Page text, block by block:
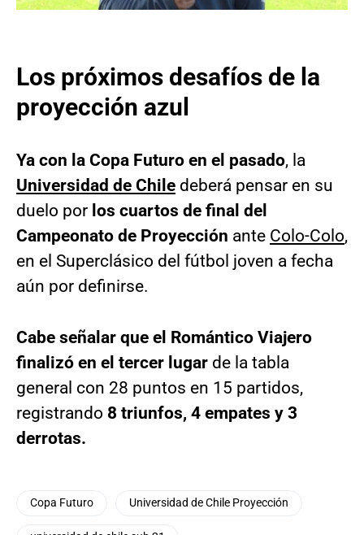
Los próximos desafíos de la
proyección azul
Ya con la Copa Futuro en el pasado, la
Universidad de Chile deberá pensar en su
duelo por los cuartos de final del
Campeonato de Proyección ante Colo-Colo,
en el Superclásico del fútbol joven a fecha
aún por definirse.
Cabe señalar que el Romántico Viajero
finalizó en el tercer lugar de la tabla
general con 28 puntos en 15 partidos,
registrando 8 triunfos, 4 empates y 3
derrotas.
Copa Futuro Universidad de Chile Proyección